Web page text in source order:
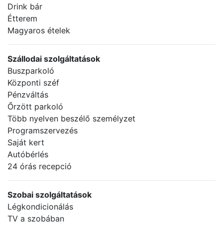
Drink bár
Étterem
Magyaros ételek
Szállodai szolgáltatások
Buszparkoló
Központi széf
Pénzváltás
Őrzött parkoló
Több nyelven beszélő személyzet
Programszervezés
Saját kert
Autóbérlés
24 órás recepció
Szobai szolgáltatások
Légkondicionálás
TV a szobában